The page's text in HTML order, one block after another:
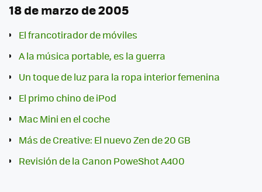
18 de marzo de 2005
El francotirador de móviles
A la música portable, es la guerra
Un toque de luz para la ropa interior femenina
El primo chino de iPod
Mac Mini en el coche
Más de Creative: El nuevo Zen de 20 GB
Revisión de la Canon PoweShot A400